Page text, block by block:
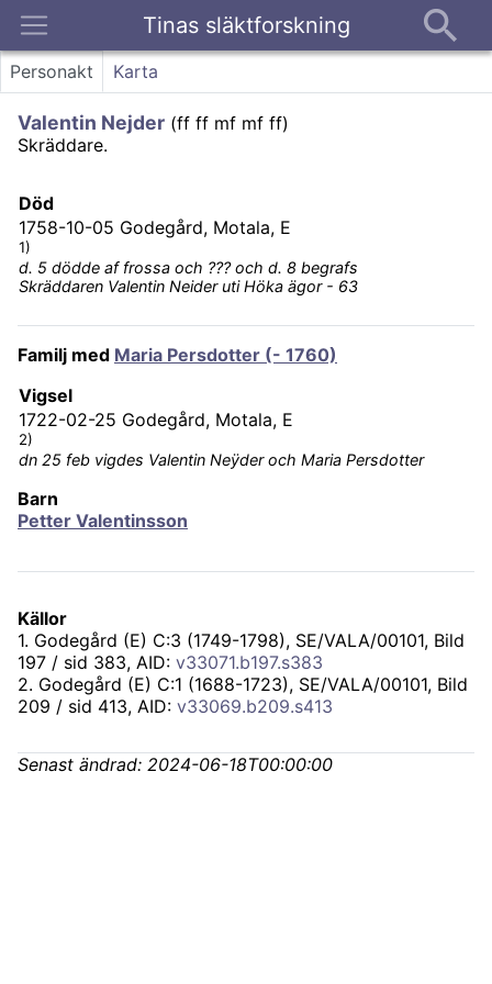
Tinas släktforskning
Kontakt
Personakt Karta
Valentin Nejder (ff ff mf mf ff)
Skräddare.
Död
1758-10-05 Godegård, Motala, E
1)
d. 5 dödde af frossa och ??? och d. 8 begrafs
Skräddaren Valentin Neider uti Höka ägor - 63
Familj med Maria Persdotter (- 1760)
Vigsel
1722-02-25 Godegård, Motala, E
2)
dn 25 feb vigdes Valentin Neÿder och Maria Persdotter
Barn
Petter Valentinsson
Källor
1. Godegård (E) C:3 (1749-1798), SE/VALA/00101, Bild
197 / sid 383, AID: v33071.b197.s383
2. Godegård (E) C:1 (1688-1723), SE/VALA/00101, Bild
209 / sid 413, AID: v33069.b209.s413
Senast ändrad: 2024-06-18T00:00:00